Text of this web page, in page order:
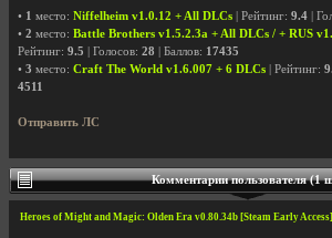
• 1 место: Niffelheim v1.0.12 + All DLCs | Рейтинг: 9.4 |
• 2 место: Battle Brothers v1.5.2.3a + All DLCs / + RUS
Рейтинг: 9.5 | Голосов: 28 | Баллов: 17435
• 3 место: Craft The World v1.6.007 + 6 DLCs | Рейтинг:
4511
Отправить ЛС
Комментарии пользователя (1
Heroes of Might and Magic: Olden Era v0.80.34b [Steam Early Access]